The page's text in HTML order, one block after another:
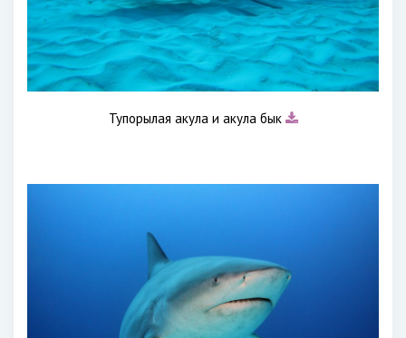
Тупорылая акула и акула бык